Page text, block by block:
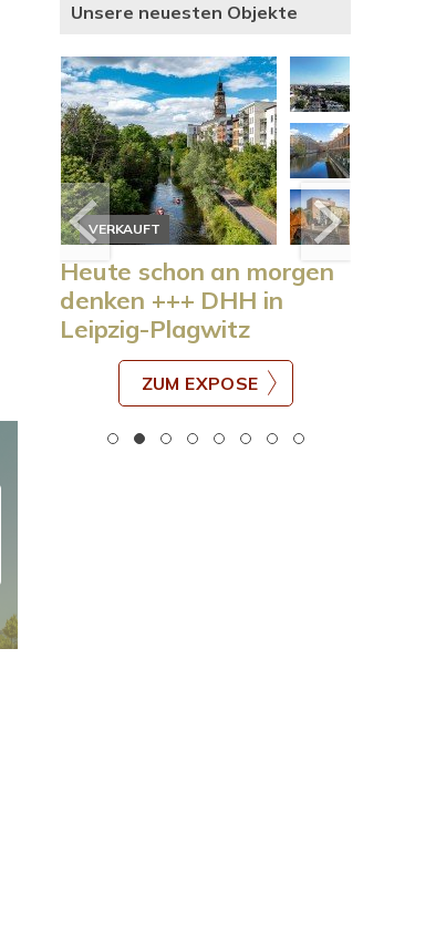
Unsere neuesten Objekte
VERKAUFT
Heute schon an morgen
denken +++ DHH in
Leipzig-Plagwitz
ZUM EXPOSE